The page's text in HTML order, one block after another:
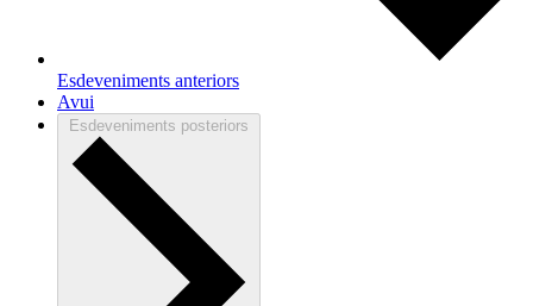
Esdeveniments anteriors
Avui
Esdeveniments posteriors